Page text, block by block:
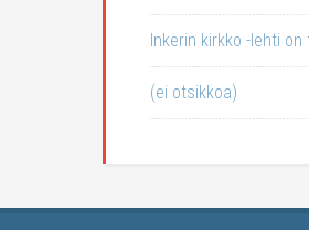
Inkerin kirkko -lehti
(ei otsikkoa)